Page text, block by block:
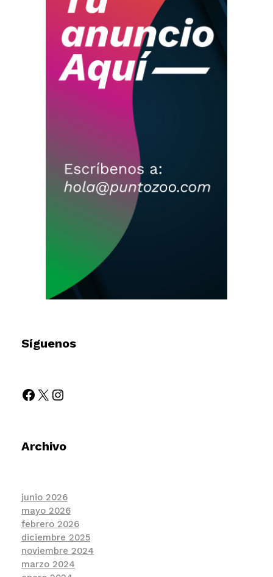
Síguenos
Archivo
junio 2026
mayo 2026
febrero 2026
diciembre 2025
noviembre 2024
marzo 2024